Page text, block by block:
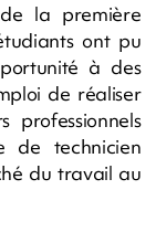
la première
ont pu
à des
de réaliser
professionnels
de technicien
du travail au